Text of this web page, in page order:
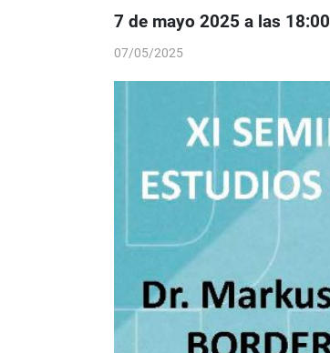
7 de mayo 2025 a las 18:00
07/05/2025